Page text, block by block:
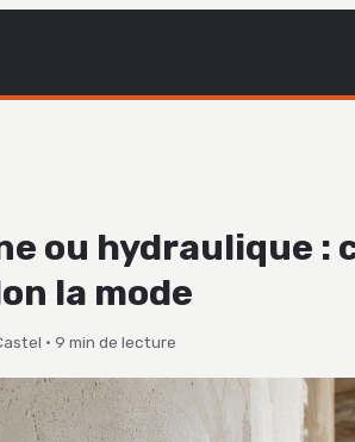
ou hydraulique :
la mode
· 9 min de lecture